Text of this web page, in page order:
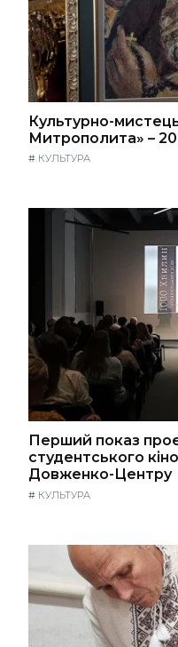
Культурно-
Митрополита» –
# КУЛЬТУРА
Перший показ
студентського
Довженко-Центру
# КУЛЬТУРА